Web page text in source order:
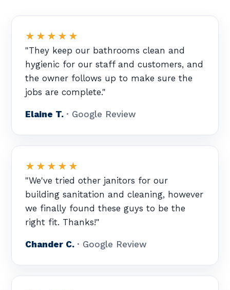
★★★★★
"They keep our bathrooms clean and
hygienic for our staff and customers, and
the owner follows up to make sure the
jobs are complete."
Elaine T. · Google Review
★★★★★
"We've tried other janitors for our
building sanitation and cleaning, however
we finally found these guys to be the
right fit. Thanks!"
Chander C. · Google Review